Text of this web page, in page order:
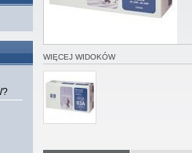
WIĘCEJ WIDOKÓW